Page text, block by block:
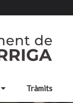
Tràmits